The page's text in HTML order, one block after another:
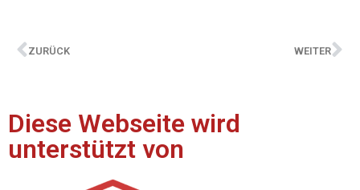
ZURÜCK WEITER
Diese Webseite wird
unterstützt von